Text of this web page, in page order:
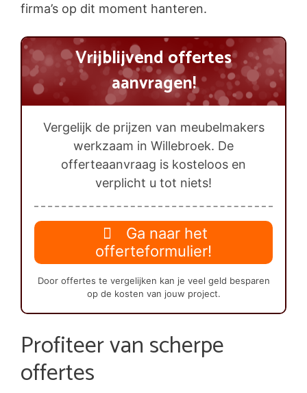
firma’s op dit moment hanteren.
Vrijblijvend offertes
aanvragen!
Vergelijk de prijzen van meubelmakers
werkzaam in Willebroek. De
offerteaanvraag is kosteloos en
verplicht u tot niets!
Ga naar het
offerteformulier!
Door offertes te vergelijken kan je veel geld besparen
op de kosten van jouw project.
Profiteer van scherpe
offertes